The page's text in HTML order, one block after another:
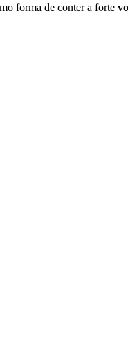
forma de conter a forte